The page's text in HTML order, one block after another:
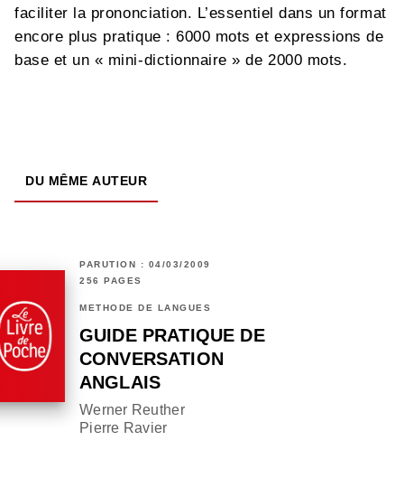
faciliter la prononciation. L’essentiel dans un format
encore plus pratique : 6000 mots et expressions de
base et un « mini-dictionnaire » de 2000 mots.
DU MÊME AUTEUR
PARUTION : 04/03/2009
256 PAGES
MÉTHODE DE LANGUES
GUIDE PRATIQUE DE
CONVERSATION
ANGLAIS
Werner Reuther
Pierre Ravier